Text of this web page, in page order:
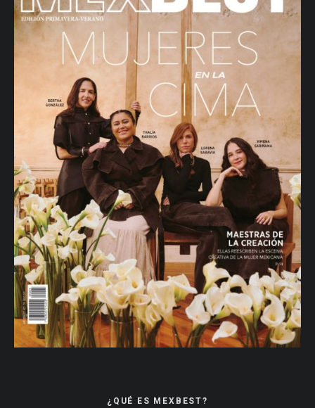
¿QUÉ ES MEXBEST?